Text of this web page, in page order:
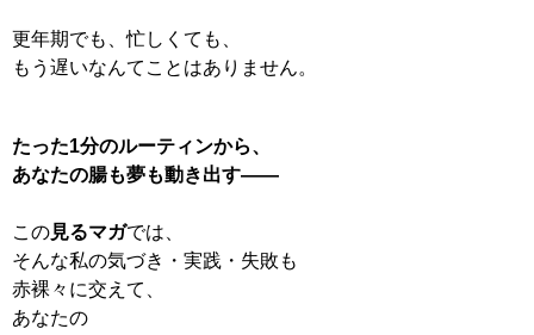
更年期でも、忙しくても、
もう遅いなんてことはありません。
たった1分のルーティンから、
あなたの腸も夢も動き出す——
この見るマガでは、
そんな私の気づき・実践・失敗も
赤裸々に交えて、
あなたの